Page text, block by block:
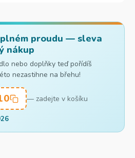
proudu — sleva
nákup
nebo doplňky teď pořídíš
nezastihne na břehu!
— zadejte v košíku